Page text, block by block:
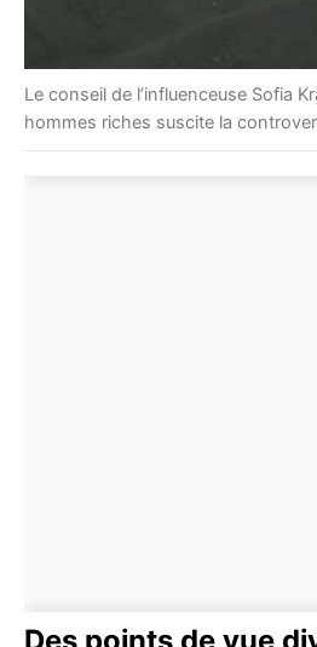
Le conseil de l’influenceuse Sofia
hommes riches suscite la